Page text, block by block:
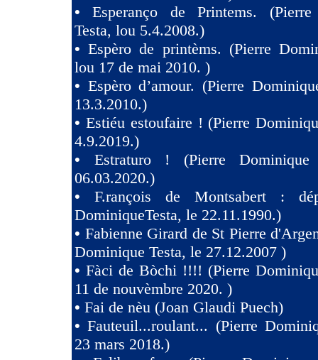
•Esperanço de Printems.
Testa, lou 5.4.2008.)
•Espèro de printèms. (Pierre
lou 17 de mai 2010. )
• Espèro d’amour. (Pierre
13.3.2010.)
• Estiéu estoufaire ! (Pierre
4.9.2019.)
• Estraturo ! (Pierre
06.03.2020.)
• F.rançois de Montsabert :
DominiqueTesta, le 22.11.1990.)
• Fabienne Girard de St Pierre
Dominique Testa, le 27.12.2007 )
• Fàci de Bòchi !!!! (Pierre
11 de nouvèmbre 2020. )
• Fai de nèu (Joan Glaudi Puech)
•Fauteuil...roulant... (Pierre
23 mars 2018.)